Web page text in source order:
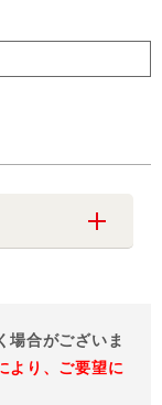
場合がございま
より、ご要望に